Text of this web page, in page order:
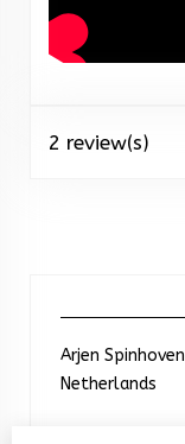
2 review(s)
Arjen
Netherlands